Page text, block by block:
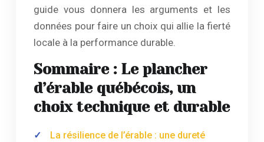
guide vous donnera les arguments et les
données pour faire un choix qui allie la fierté
locale à la performance durable.
Sommaire : Le plancher
d’érable québécois, un
choix technique et durable
La résilience de l’érable : une dureté